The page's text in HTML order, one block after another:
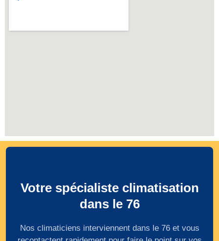
Votre spécialiste climatisation
dans le 76
Nos climaticiens interviennent dans le 76 et vous